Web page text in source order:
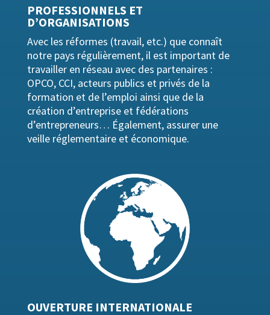
PROFESSIONNELS ET
D’ORGANISATIONS
Avec les réformes (travail, etc.) que connaît
notre pays régulièrement, il est important de
travailler en réseau avec des partenaires :
OPCO, CCI, acteurs publics et privés de la
formation et de l’emploi ainsi que de la
création d’entreprise et fédérations
d’entrepreneurs… Également, assurer une
veille réglementaire et économique.
OUVERTURE INTERNATIONALE